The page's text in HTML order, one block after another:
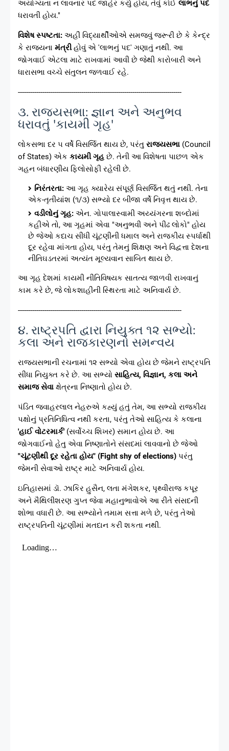
અયોગ્યતા ન લાવનાર પદ જાહેર કર્યું હોય, તેવું કોઈ લાભનું પદ
ધરાવતી હોય."
વિશેષ સ્પષ્ટતા: અહીં વિદ્યાર્થીઓએ સમજવું જરૂરી છે કે કેન્દ્ર
કે રાજ્યના મંત્રીહોવું એ 'લાભનું પદ' ગણાતું નથી. આ
જોગવાઈ એટલા માટે રાખવામાં આવી છે જેથી કારોબારી અને
ધારાસભા વચ્ચે સંતુલન જળવાઈ રહે.
--------------------------------------------------------------------------------
૩. રાજ્યસભા: જ્ઞાન અને અનુભવ
ધરાવતું 'કાયમી ગૃહ'
લોકસભા દર ૫ વર્ષે વિસર્જિત થાય છે, પરંતુ રાજ્યસભા (Council
of States) એક કાયમી ગૃહ છે. તેની આ વિશેષતા પાછળ એક
ગહન બંધારણીય ફિલોસોફી રહેલી છે.
નિરંતરતા: આ ગૃહ ક્યારેય સંપૂર્ણ વિસર્જિત થતું નથી. તેના
એક-તૃતીયાંશ (૧/૩) સભ્યો દર બીજા વર્ષે નિવૃત્ત થાય છે.
વડીલોનું ગૃહ: એન. ગોપાલાસ્વામી અય્યંગરના શબ્દોમાં
કહીએ તો, આ ગૃહમાં એવા "અનુભવી અને પીઢ લોકો" હોય
છે જેઓ કદાચ સીધી ચૂંટણીની ધમાલ અને રાજકીય સ્પર્ધાથી
દૂર રહેવા માંગતા હોય, પરંતુ તેમનું શિક્ષણ અને વિદ્વત્તા દેશના
નીતિઘડતરમાં અત્યંત મૂલ્યવાન સાબિત થાય છે.
આ ગૃહ દેશમાં કાયમી નીતિવિષયક સાતત્ય જાળવી રાખવાનું
કામ કરે છે, જે લોકશાહીની સ્થિરતા માટે અનિવાર્ય છે.
--------------------------------------------------------------------------------
૪. રાષ્ટ્રપતિ દ્વારા નિયુક્ત ૧૨ સભ્યો:
કલા અને રાજકારણનો સમન્વય
રાજ્યસભાની રચનામાં ૧૨ સભ્યો એવા હોય છે જેમને રાષ્ટ્રપતિ
સીધા નિયુક્ત કરે છે. આ સભ્યો સાહિત્ય, વિજ્ઞાન, કલા અને
સમાજ સેવા ક્ષેત્રના નિષ્ણાતો હોય છે.
પંડિત જવાહરલાલ નેહરુએ કહ્યું હતું તેમ, આ સભ્યો રાજકીય
પક્ષોનું પ્રતિનિધિત્વ નથી કરતા, પરંતુ તેઓ સાહિત્ય કે કલાના
'હાઈ વોટરમાર્ક' (સર્વોચ્ચ શિખર) સમાન હોય છે. આ
જોગવાઈનો હેતુ એવા નિષ્ણાતોને સંસદમાં લાવવાનો છે જેઓ
"ચૂંટણીથી દૂર રહેતા હોય" (Fight shy of elections) પરંતુ
જેમની સેવાઓ રાષ્ટ્ર માટે અનિવાર્ય હોય.
ઇતિહાસમાં ડૉ. ઝાકિર હુસૈન, લતા મંગેશકર, પૃથ્વીરાજ કપૂર
અને મૈથિલીશરણ ગુપ્ત જેવા મહાનુભાવોએ આ રીતે સંસદની
શોભા વધારી છે. આ સભ્યોને તમામ સત્તા મળે છે, પરંતુ તેઓ
રાષ્ટ્રપતિની ચૂંટણીમાં મતદાન કરી શકતા નથી.